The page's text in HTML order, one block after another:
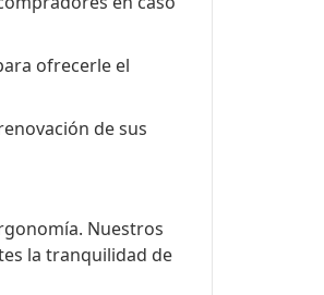
ofrecerle el
de sus
Nuestros
la tranquilidad de